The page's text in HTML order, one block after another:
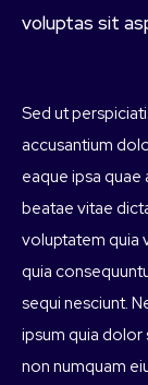
voluptas sit
Sed ut
accusantium
eaque ipsa
beatae vitae
voluptatem quia
quia
sequi nesciunt.
ipsum quia dolor
non numquam